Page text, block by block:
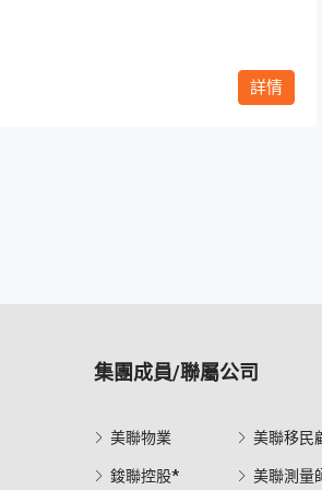
詳情
集團成員/聯屬公司
美聯物業
鋑聯控股*
美聯移民
美聯測量